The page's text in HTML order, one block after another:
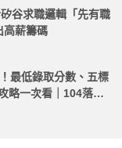
谷求職邏輯「先有職
高薪籌碼
最低錄取分數、五標
略一次看｜104落點